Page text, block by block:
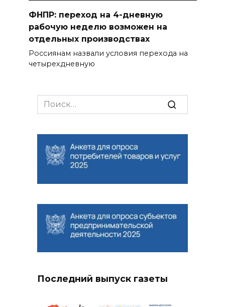
ФНПР: переход на 4-дневную
рабочую неделю возможен на
отдельных производствах
Россиянам назвали условия перехода на
четырехдневную
Search
for:
Последний выпуск газеты